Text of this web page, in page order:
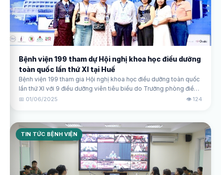
Bệnh viện 199 tham dự Hội nghị khoa học điều dưỡng
toàn quốc lần thứ XI tại Huế
Bệnh viện 199 tham gia Hội nghị khoa học điều dưỡng toàn quốc
lần thứ XI với 9 điều dưỡng viên tiêu biểu do Trưởng phòng điều
dưỡng Trương Văn Trường làm trưởng đoàn.
📅 01/06/2025 👁️ 124
TIN TỨC BỆNH VIỆN